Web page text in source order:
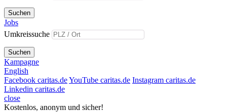
Suchen
Jobs
Umkreissuche
Suchen
Kampagne
English
Facebook caritas.deYouTube caritas.de Instagram caritas.de
Linkedin caritas.de
close
Kostenlos, anonym und sicher!